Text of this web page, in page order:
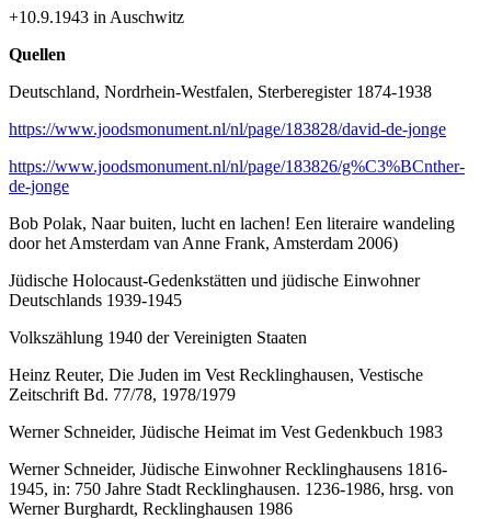
+10.9.1943 in Auschwitz
Quellen
Deutschland, Nordrhein-Westfalen, Sterberegister 1874-1938
https://www.joodsmonument.nl/nl/page/183828/david-de-jonge
https://www.joodsmonument.nl/nl/page/183826/g%C3%BCnther-
de-jonge
Bob Polak, Naar buiten, lucht en lachen! Een literaire wandeling
door het Amsterdam van Anne Frank, Amsterdam 2006)
Jüdische Holocaust-Gedenkstätten und jüdische Einwohner
Deutschlands 1939-1945
Volkszählung 1940 der Vereinigten Staaten
Heinz Reuter, Die Juden im Vest Recklinghausen, Vestische
Zeitschrift Bd. 77/78, 1978/1979
Werner Schneider, Jüdische Heimat im Vest Gedenkbuch 1983
Werner Schneider, Jüdische Einwohner Recklinghausens 1816-
1945, in: 750 Jahre Stadt Recklinghausen. 1236-1986, hrsg. von
Werner Burghardt, Recklinghausen 1986